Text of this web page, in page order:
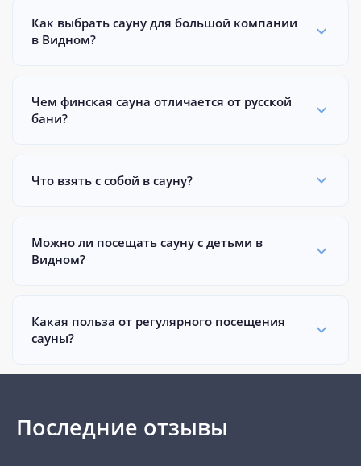
Как выбрать сауну для большой компании
в Видном?
Чем финская сауна отличается от русской
бани?
Что взять с собой в сауну?
Можно ли посещать сауну с детьми в
Видном?
Какая польза от регулярного посещения
сауны?
Последние отзывы